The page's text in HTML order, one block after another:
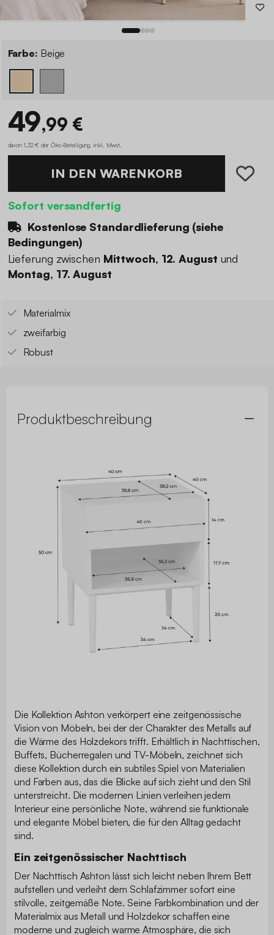
Farbe: Beige
49,99 €
davon 1,32 € der Öko-Beteiligung inkl. Mwst.
IN DEN WARENKORB
Sofort versandfertig
Kostenlose Standardlieferung (siehe
Bedingungen)
Lieferung zwischen Mittwoch, 12. August und
Montag, 17. August
Materialmix
zweifarbig
Robust
Produktbeschreibung
Die Kollektion Ashton verkörpert eine zeitgenössische
Vision von Möbeln, bei der der Charakter des Metalls auf
die Wärme des Holzdekors trifft. Erhältlich in Nachttischen,
Buffets, Bücherregalen und TV-Möbeln, zeichnet sich
diese Kollektion durch ein subtiles Spiel von Materialien
und Farben aus, das die Blicke auf sich zieht und den Stil
unterstreicht. Die modernen Linien verleihen jedem
Interieur eine persönliche Note, während sie funktionale
und elegante Möbel bieten, die für den Alltag gedacht
sind.
Ein zeitgenössischer Nachttisch
Der Nachttisch Ashton lässt sich leicht neben Ihrem Bett
aufstellen und verleiht dem Schlafzimmer sofort eine
stilvolle, zeitgemäße Note. Seine Farbkombination und der
Materialmix aus Metall und Holzdekor schaffen eine
moderne und zugleich warme Atmosphäre, die sich